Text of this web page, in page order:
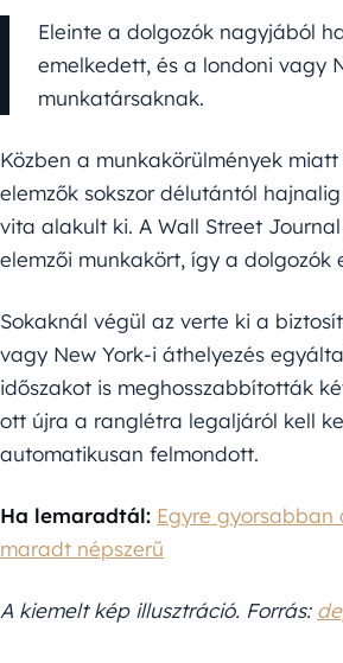
Eleinte a dolgozók nagyjából
emelkedett, és a londoni vagy
munkatársaknak.
Közben a munkakörülmények
elemzők sokszor délutántól
vita alakult ki. A Wall Street
elemzői munkakört, így a
Sokaknál végül az verte ki a
vagy New York-i áthelyezés
időszakot is meghosszabbították
ott újra a ranglétra legaljáról kell
automatikusan felmondott.
Ha lemaradtál: Egyre
maradt népszerű
A kiemelt kép illusztráció. Forrás: